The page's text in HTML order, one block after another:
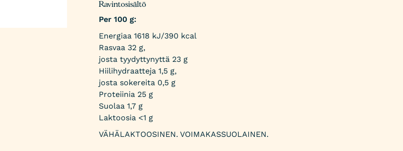
Ravintosisältö
Per 100 g:
Energiaa 1618 kJ/390 kcal
Rasvaa 32 g,
josta tyydyttynyttä 23 g
Hiilihydraatteja 1,5 g,
josta sokereita 0,5 g
Proteiinia 25 g
Suolaa 1,7 g
Laktoosia <1 g
VÄHÄLAKTOOSINEN. VOIMAKASSUOLAINEN.